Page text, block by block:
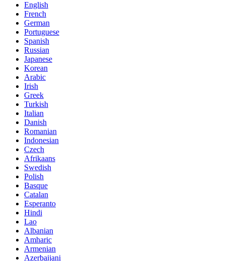
English
French
German
Portuguese
Spanish
Russian
Japanese
Korean
Arabic
Irish
Greek
Turkish
Italian
Danish
Romanian
Indonesian
Czech
Afrikaans
Swedish
Polish
Basque
Catalan
Esperanto
Hindi
Lao
Albanian
Amharic
Armenian
Azerbaijani